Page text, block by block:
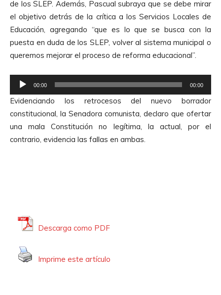
t
o
r
d
e
A
d
i
o
de los SLEP. Además, Pascual subraya que se debe mirar
el objetivo detrás de la crítica a los Servicios Locales de
Educación, agregando “que es lo que se busca con la
puesta en duda de los SLEP, volver al sistema municipal o
queremos mejorar el proceso de reforma educacional”.
e
p
r
o
d
00:00 00:00
Evidenciando los retrocesos del nuevo borrador
constitucional, la Senadora comunista, declaro que ofertar
una mala Constitución no legítima, la actual, por el
contrario, evidencia las fallas en ambas.
Descarga como PDF
Imprime este artículo